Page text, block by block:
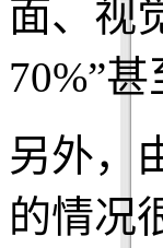
面、视
70%”
另外，
的情况